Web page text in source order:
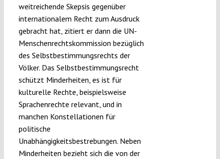
weitreichende Skepsis gegenüber
internationalem Recht zum Ausdruck
gebracht hat, zitiert er dann die UN-
Menschenrechtskommission bezüglich
des Selbstbestimmungsrechts der
Völker. Das Selbstbestimmungsrecht
schützt Minderheiten, es ist für
kulturelle Rechte, beispielsweise
Sprachenrechte relevant, und in
manchen Konstellationen für
politische
Unabhängigkeitsbestrebungen. Neben
Minderheiten bezieht sich die von der